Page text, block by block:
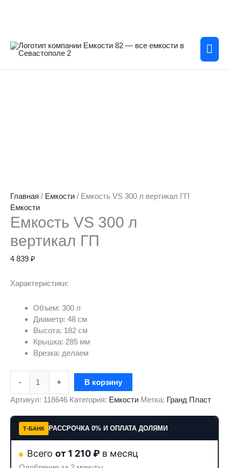
Главная / Емкости / Емкость VS 300 л вертикал ГП
Емкости
Емкость VS 300 л
вертикал ГП
4 839 ₽
Характеристики:
Объем: 300 л
Диаметр: 48 см
Высота: 182 см
Крышка: 285 мм
Врезка: делаем
- + В корзину
Артикул: 118646 Категория: Емкости Метка: Гранд Пласт
Т-БАНК РАССРОЧКА 0% И ОПЛАТА ДОЛЯМИ
Всего от 1 210 ₽ в месяц